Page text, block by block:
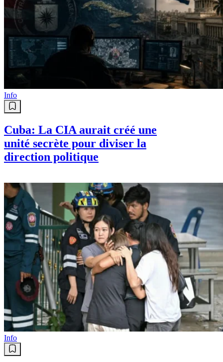
Info
Cuba: La CIA aurait créé une
unité secrète pour diviser la
direction politique
Info